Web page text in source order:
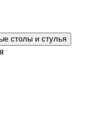
столы и стулья